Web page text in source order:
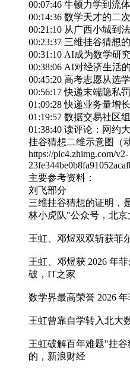
00:07:46 牛顿力学到流
00:14:36 数学天才的二
00:21:10 从广西小城到
00:23:37 三维挂谷猜想
00:31:10 AI成为数学研
00:38:06 AI对经济生活
00:45:20 高考志愿从选
00:56:17 快递末端隐私
01:09:28 快递业务量增
01:19:57 数据交易社区
01:38:40 读评论：网约
挂谷猜想二维示意图（
https://pic4.zhimg.com/v2-
主要参考资料：
刘飞部分
三维挂谷猜想的证明，
林小虎队"公众号，北京
王虹、邓煜双双斩获菲
王虹、邓煜获 2026 年
破，IT之家
数学界最高荣誉 2026
王虹曾靠自学转入北大
王虹破解百年难题"挂
的，新浪财经